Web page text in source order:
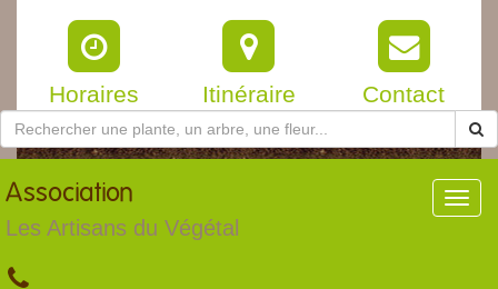
Horaires Itinéraire Contact
Association
Les Artisans du Végétal